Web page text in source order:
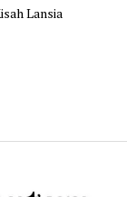
Lansia